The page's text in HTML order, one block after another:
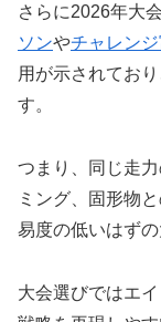
さらに2026年大
ソンやチャレン
用が示されてお
す。
つまり、同じ走
ミング、固形物
易度の低いはず
大会選びではエ